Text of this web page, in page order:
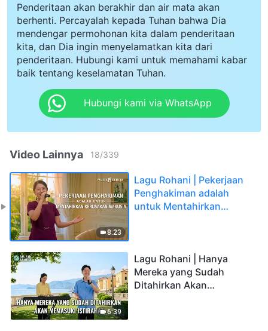
Penderitaan akan berakhir dan air mata akan
berhenti. Percayalah kepada Tuhan bahwa Dia
mendengar permohonan kita dalam penderitaan
kita, dan Dia ingin menyelamatkan kita dari
penderitaan. Hubungi kami untuk memahami kabar
baik tentang keselamatan Tuhan.
Hubungi kami via WhatsApp
Video Lainnya 18/339
8:23
Lagu Rohani | Pekerjaan
Penghakiman adalah
untuk Mentahirkan
6:39
Lagu Rohani | Hanya
Mereka yang Sudah
Ditahirkan Akan